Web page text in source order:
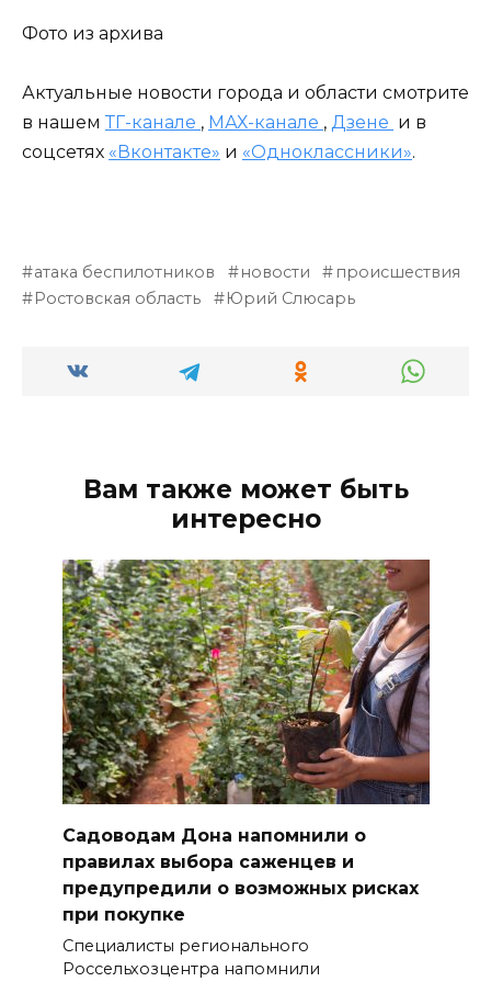
Фото из архива
Актуальные новости города и области смотрите
в нашем ТГ-канале , МАХ-канале , Дзене и в
соцсетях «Вконтакте» и «Одноклассники».
атака беспилотников новости
происшествия
Ростовская область
Юрий Слюсарь
Вам также может быть
интересно
Садоводам Дона напомнили о
правилах выбора саженцев и
предупредили о возможных рисках
при покупке
Специалисты регионального
Россельхозцентра напомнили